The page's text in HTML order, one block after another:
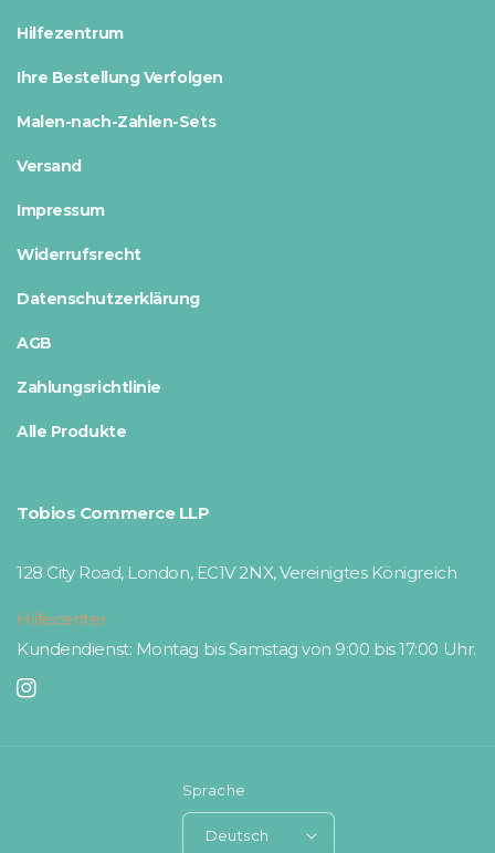
Hilfezentrum
Ihre Bestellung Verfolgen
Malen-nach-Zahlen-Sets
Versand
Impressum
Widerrufsrecht
Datenschutzerklärung
AGB
Zahlungsrichtlinie
Alle Produkte
Tobios Commerce LLP
128 City Road, London, EC1V 2NX, Vereinigtes Königreich
Hilfecenter
Kundendienst: Montag bis Samstag von 9:00 bis 17:00 Uhr.
Instagram
Sprache
Deutsch